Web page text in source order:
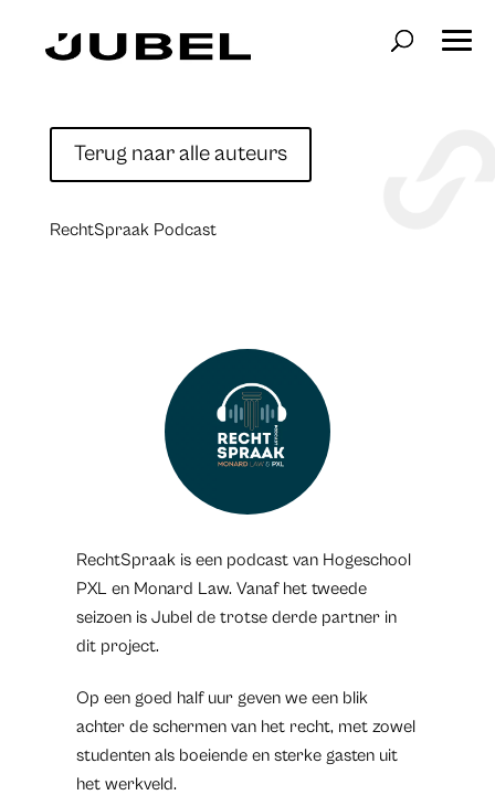
Terug naar alle auteurs
RechtSpraak Podcast
RechtSpraak is een podcast van Hogeschool
PXL en Monard Law. Vanaf het tweede
seizoen is Jubel de trotse derde partner in
dit project.
Op een goed half uur geven we een blik
achter de schermen van het recht, met zowel
studenten als boeiende en sterke gasten uit
het werkveld.